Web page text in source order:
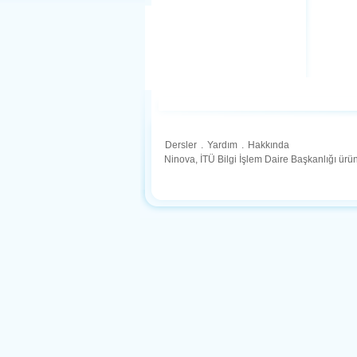
Dersler . Yardım . Hakkında
Ninova, İTÜ Bilgi İşlem Daire Başkanlığı